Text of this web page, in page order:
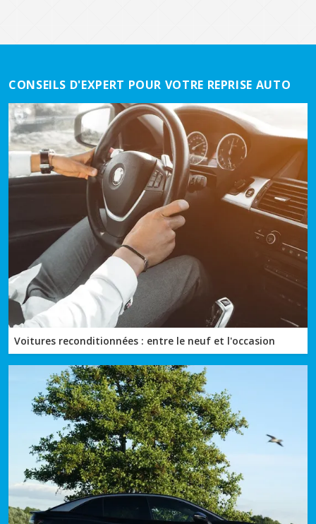
CONSEILS D'EXPERT POUR VOTRE REPRISE AUTO
Voitures reconditionnées : entre le neuf et l'occasion